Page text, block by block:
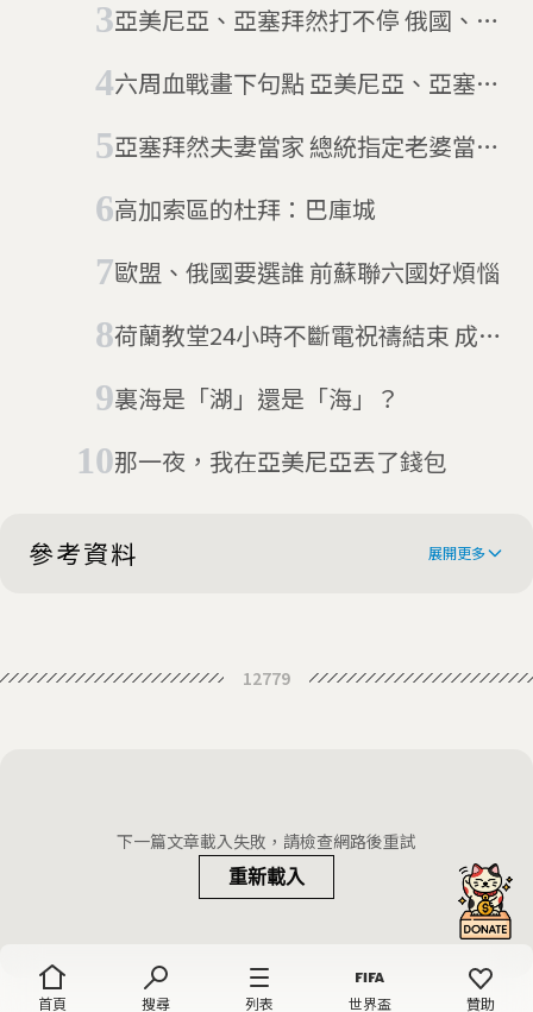
首頁 搜尋 列表 世界盃 贊助
亞美尼亞、亞塞拜然打不停 俄國、土
六周血戰畫下句點 亞美尼亞、亞塞拜
亞塞拜然夫妻當家 總統指定老婆當副
高加索區的杜拜：巴庫城
歐盟、俄國要選誰 前蘇聯六國好煩惱
荷蘭教堂24小時不斷電祝禱結束 成功
裏海是「湖」還是「海」？
那一夜，我在亞美尼亞丟了錢包
參考資料 展開更多
Caspian energy exports from
Nagorno-Karabakh profile
12779
下一篇文章載入失敗，請檢查網路後重試
重新載入